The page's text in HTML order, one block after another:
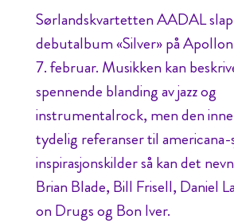
Sørlandskvartetten AADAL
debutalbum «Silver» på
7. februar. Musikken kan
spennende blanding av jazz og
instrumentalrock, men den
tydelig referanser til americana-
inspirasjonskilder så kan det
Brian Blade, Bill Frisell, Daniel
on Drugs og Bon Iver.